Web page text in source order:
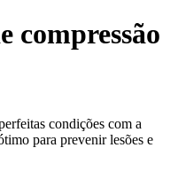
compressão
condições com a
para prevenir lesões e